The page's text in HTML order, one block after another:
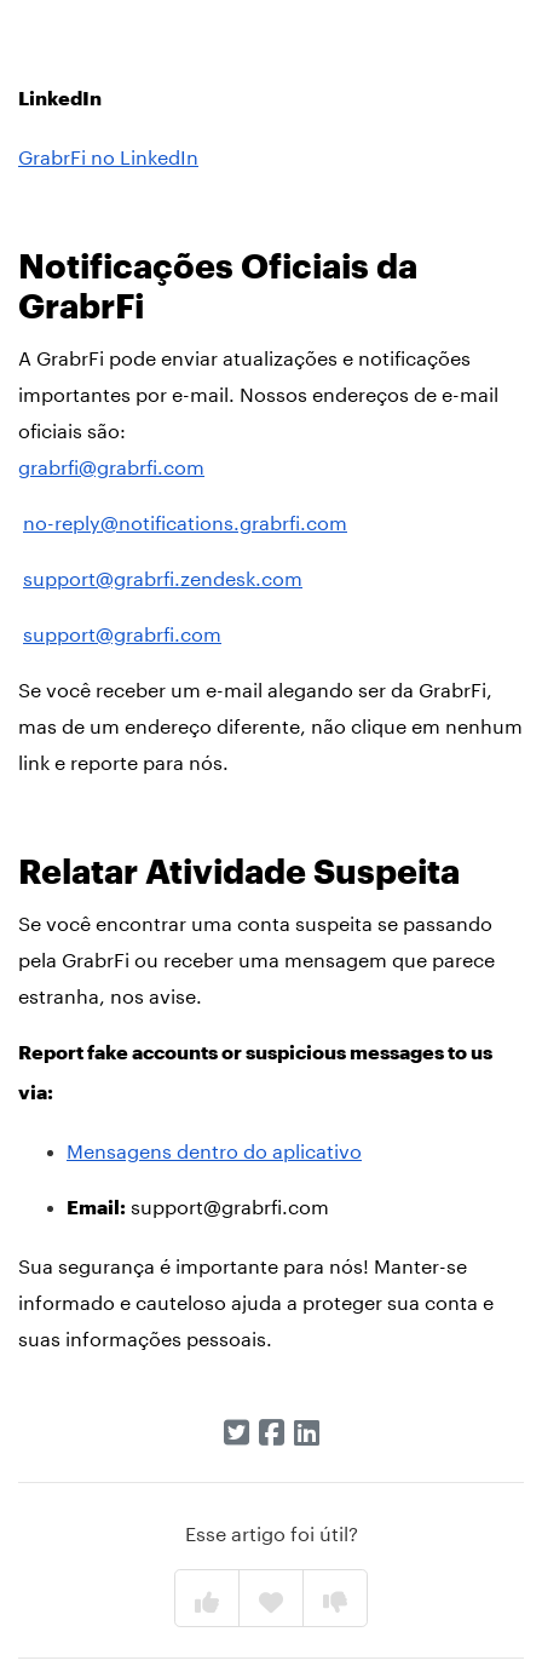
LinkedIn
GrabrFi no LinkedIn
Notificações Oficiais da
GrabrFi
A GrabrFi pode enviar atualizações e notificações
importantes por e-mail. Nossos endereços de e-mail
oficiais são:
grabrfi@grabrfi.com
no-reply@notifications.grabrfi.com
support@grabrfi.zendesk.com
support@grabrfi.com
Se você receber um e-mail alegando ser da GrabrFi,
mas de um endereço diferente, não clique em nenhum
link e reporte para nós.
Relatar Atividade Suspeita
Se você encontrar uma conta suspeita se passando
pela GrabrFi ou receber uma mensagem que parece
estranha, nos avise.
Report fake accounts or suspicious messages to us
via:
Mensagens dentro do aplicativo
Email: support@grabrfi.com
Sua segurança é importante para nós! Manter-se
informado e cauteloso ajuda a proteger sua conta e
suas informações pessoais.
Esse artigo foi útil?